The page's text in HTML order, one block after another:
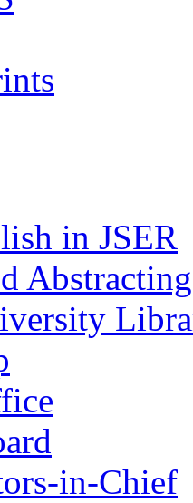
in JSER
Abstracting
in-Chief